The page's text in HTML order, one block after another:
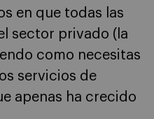
en que todas las
sector privado (la
como necesitas
servicios de
apenas ha crecido